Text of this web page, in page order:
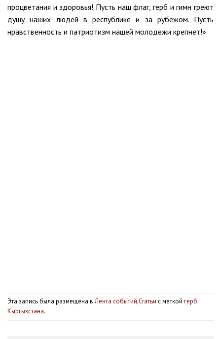
процветания и здоровья! Пусть наш флаг, герб и гимн греют
душу наших людей в республике и за рубежом. Пусть
нравственность и патриотизм нашей молодежи крепнет!»
Эта запись была размещена вЛента событий,Статьи с меткой герб
Кыргызстана.